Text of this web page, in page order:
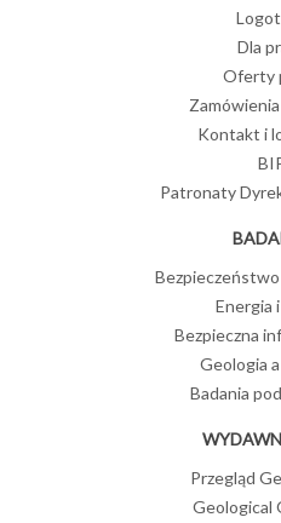
Dla
Oferty
Kontakt i
Patronaty
Energia
Bezpieczna
Geologia
Badania
Przegląd
Geological